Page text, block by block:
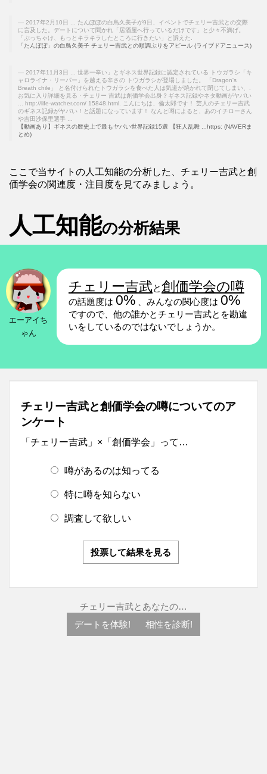
2017年2月10日 ... たんぽぽの白鳥久美子が9日、イベントでチェリー吉武との交際
に言及した。デートについて聞かれ「居酒屋へ行っているだけです」と少々不満げ。
「ぶっちゃけ、もっとキラキラしたところに行きたい」と訴えた.
「たんぽぽ」の白鳥久美子 チェリー吉武との順調ぶりをアピール (ライブドアニュース)
2017年11月3日 ... 世界一辛い」とギネス世界記録に認定されている トウガラシ「キ
ャロライナ・リーパー」を越える辛さの トウガラシが登場しました。 「Dragon's
Breath chile」 と名付けられたトウガラシを食べた人は気道が焼かれて閉じてしまい、.
お気に入り詳細を見る · チェリー 吉武は創価学会出身？ギネス記録やネタ動画がヤバい
... http://life-watcher.com/ 15848.html. こんにちは、倫太郎です！ 芸人のチェリー吉武
のギネス記録がヤバい！と話題になっています！ なんと噂によると、あのイチローさん
や吉田沙保里選手 ...
【動画あり】ギネスの歴史上で最もヤバい世界記録15選 【狂人乱舞 ...https: (NAVERま
とめ)
ここで当サイトの人工知能の分析した、チェリー吉武と創
価学会の関連度・注目度を見てみましょう。
人工知能の分析結果
エーアイち
ゃん
チェリー吉武と創価学会の噂
の話題度は 0% 、みんなの関心度は 0%
ですので、他の誰かとチェリー吉武とを勘違
いをしているのではないでしょうか。
チェリー吉武と創価学会の噂についてのア
ンケート
「チェリー吉武」×「創価学会」って…
噂があるのは知ってる
特に噂を知らない
調査して欲しい
投票して結果を見る
チェリー吉武とあなたの…
デートを体験!
相性を診断!